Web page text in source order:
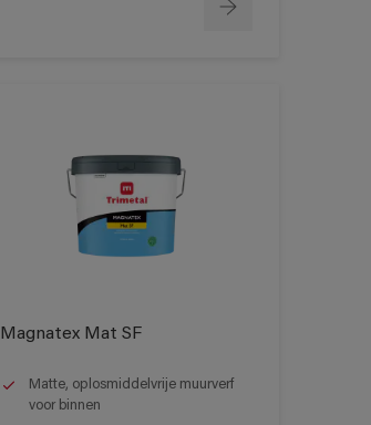
Magnatex Mat SF
Matte, oplosmiddelvrije muurverf
voor binnen